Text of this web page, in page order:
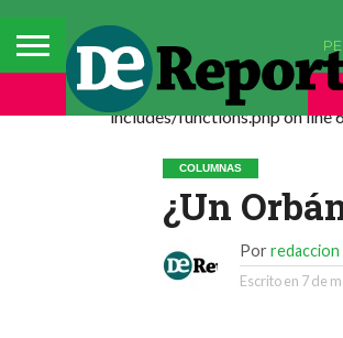
Deprecated: La función
includes/functions.php on line
COLUMNAS
¿Un
Por redaccion
Escrito en 7 de